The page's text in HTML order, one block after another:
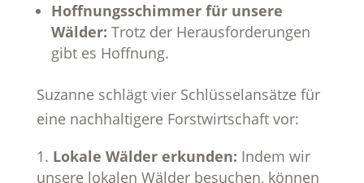
Hoffnungsschimmer für unsere
Wälder: Trotz der Herausforderungen
gibt es Hoffnung.
Suzanne schlägt vier Schlüsselansätze für
eine nachhaltigere Forstwirtschaft vor:
Lokale Wälder erkunden: Indem wir
unsere lokalen Wälder besuchen, können